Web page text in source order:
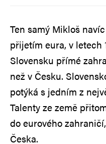
Ten samý Mikloš
přijetím eura, v letech
Slovensku přímé
než v Česku.
potýká s jedním z
Talenty ze země
do eurového
Česka.